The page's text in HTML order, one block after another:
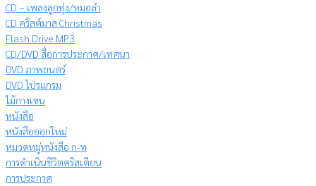
CD – เพลงลูกทุ่ง/หมอลำ
CD คริสต์มาส Christmas
Flash Drive MP3
CD/DVD สื่อการประกาศ/เทศนา
DVD ภาพยนตร์
DVD โปรแกรม
ไม้กางเขน
หนังสือ
หนังสือออกใหม่
หมวดหมู่หนังสือ ก-ท
การดำเนินชีวิตคริสเตียน
การประกาศ